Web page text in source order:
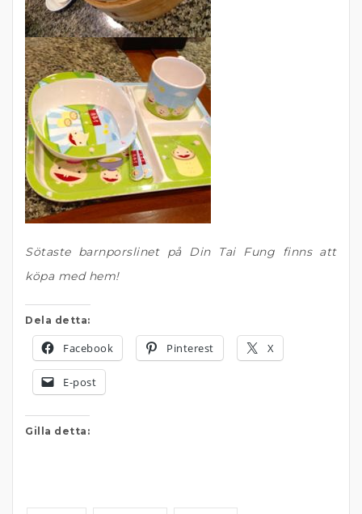
Sötaste barnporslinet på Din Tai Fung finns att
köpa med hem!
Dela detta:
Facebook Pinterest X
E-post
Gilla detta: